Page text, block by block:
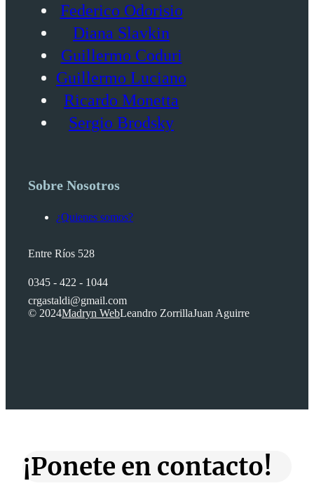
Federico Odorisio
Diana Slavkin
Guillermo Coduri
Guillermo Luciano
Ricardo Monetta
Sergio Brodsky
Sobre Nosotros
¿Quienes somos?
Entre Ríos 528
0345 - 422 - 1044
crgastaldi@gmail.com
© 2024Madryn WebLeandro ZorrillaJuan Aguirre
¡Ponete en contacto!